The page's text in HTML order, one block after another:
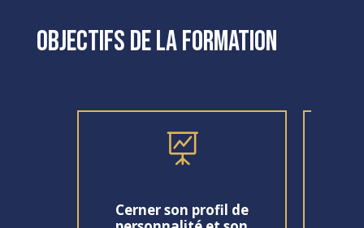
Objectifs de la formation

Cerner son profil de